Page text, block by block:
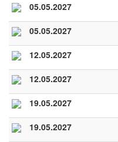
05.05.2027
05.05.2027
12.05.2027
12.05.2027
19.05.2027
19.05.2027